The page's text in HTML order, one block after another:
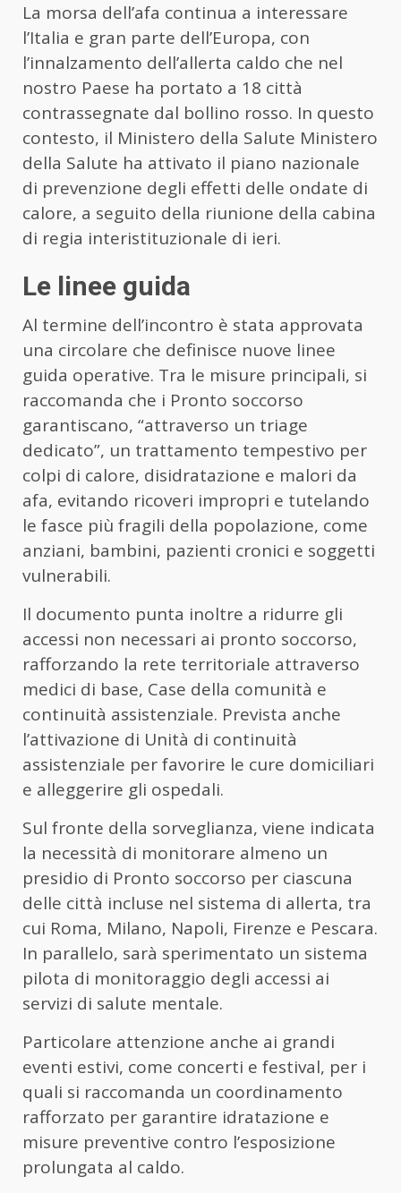
La morsa dell’afa continua a interessare
l’Italia e gran parte dell’Europa, con
l’innalzamento dell’allerta caldo che nel
nostro Paese ha portato a 18 città
contrassegnate dal bollino rosso. In questo
contesto, il Ministero della Salute Ministero
della Salute ha attivato il piano nazionale
di prevenzione degli effetti delle ondate di
calore, a seguito della riunione della cabina
di regia interistituzionale di ieri.
Le linee guida
Al termine dell’incontro è stata approvata
una circolare che definisce nuove linee
guida operative. Tra le misure principali, si
raccomanda che i Pronto soccorso
garantiscano, “attraverso un triage
dedicato”, un trattamento tempestivo per
colpi di calore, disidratazione e malori da
afa, evitando ricoveri impropri e tutelando
le fasce più fragili della popolazione, come
anziani, bambini, pazienti cronici e soggetti
vulnerabili.
Il documento punta inoltre a ridurre gli
accessi non necessari ai pronto soccorso,
rafforzando la rete territoriale attraverso
medici di base, Case della comunità e
continuità assistenziale. Prevista anche
l’attivazione di Unità di continuità
assistenziale per favorire le cure domiciliari
e alleggerire gli ospedali.
Sul fronte della sorveglianza, viene indicata
la necessità di monitorare almeno un
presidio di Pronto soccorso per ciascuna
delle città incluse nel sistema di allerta, tra
cui Roma, Milano, Napoli, Firenze e Pescara.
In parallelo, sarà sperimentato un sistema
pilota di monitoraggio degli accessi ai
servizi di salute mentale.
Particolare attenzione anche ai grandi
eventi estivi, come concerti e festival, per i
quali si raccomanda un coordinamento
rafforzato per garantire idratazione e
misure preventive contro l’esposizione
prolungata al caldo.